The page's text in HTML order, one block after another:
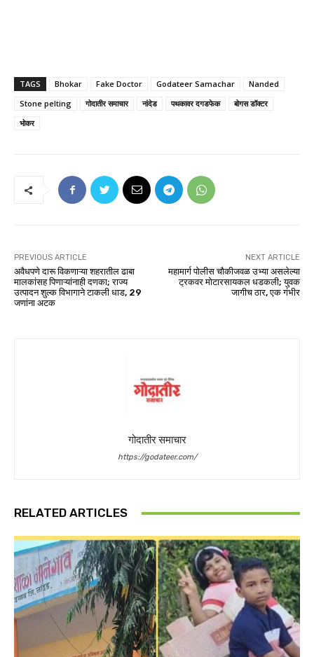
TAGS Bhokar Fake Doctor Godateer Samachar
Nanded
Stone pelting
गोदातीर समाचार नांदेड पथकावर दगडफेक
बोगस डॉक्टर
भोकर
PREVIOUS ARTICLE
अवैधपणे दारू विकणाऱ्या शहरातील ढाबा
मालकांसह पिणाऱ्यांनाही दणका; राज्य
उत्पादन शुल्क विभागाने टाकली धाड, 29
जणांना अटक
NEXT ARTICLE
महामार्ग पोलीस चौकीजवळ उभ्या असलेल्या
ट्रकवर मोटारसायकल धडकली; युवक
जागीच ठार, एक गंभीर
गोदातीर समाचार
https://godateer.com/
RELATED ARTICLES